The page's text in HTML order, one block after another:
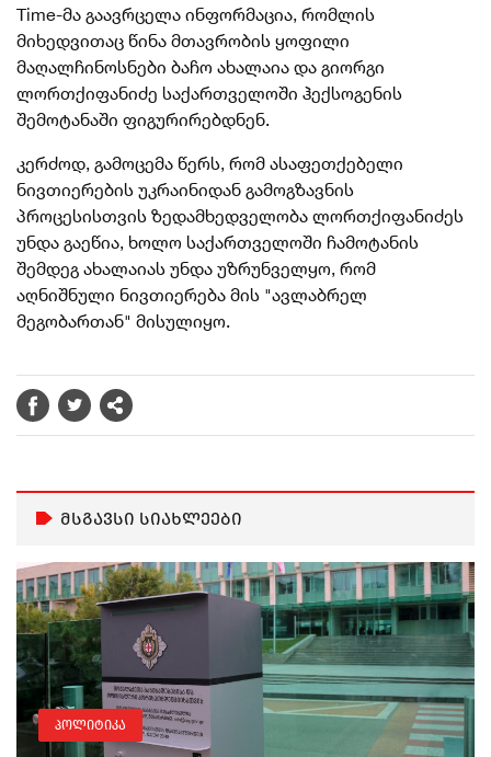
Time-მა გაავრცელა ინფორმაცია, რომლის
მიხედვითაც წინა მთავრობის ყოფილი
მაღალჩინოსნები ბაჩო ახალაია და გიორგი
ლორთქიფანიძე საქართველოში ჰექსოგენის
შემოტანაში ფიგურირებდნენ.
კერძოდ, გამოცემა წერს, რომ ასაფეთქებელი
ნივთიერების უკრაინიდან გამოგზავნის
პროცესისთვის ზედამხედველობა ლორთქიფანიძეს
უნდა გაეწია, ხოლო საქართველოში ჩამოტანის
შემდეგ ახალაიას უნდა უზრუნველყო, რომ
აღნიშნული ნივთიერება მის "ავლაბრელ
მეგობართან" მისულიყო.
მსგავსი სიახლეები
პოლიტიკა